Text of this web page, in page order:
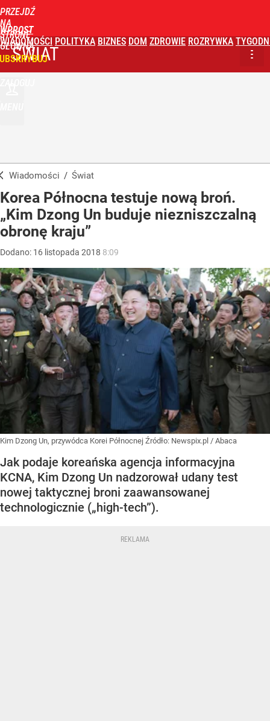
PRZEJDŹ
NA
STRONĘ
GŁÓWNĄ
WPROST
WIADOMOŚCI POLITYKA BIZNES DOM ZDROWIE ROZRYWKA
ŚWIAT
Wiadomości / Świat
Korea Północna testuje nową broń.
„Kim Dzong Un buduje niezniszczalną
obronę kraju”
Dodano: 16 listopada 2018 8:09
Kim Dzong Un, przywódca Korei Północnej Źródło: Newspix.pl / Abaca
Jak podaje koreańska agencja informacyjna
KCNA, Kim Dzong Un nadzorował udany test
nowej taktycznej broni zaawansowanej
technologicznie („high-tech”).